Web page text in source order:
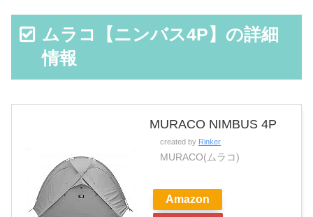
ムラコ【ニンバス4P】の詳細
情報
MURACO NIMBUS 4P
created by Rinker
MURACO(ムラコ)
Amazon